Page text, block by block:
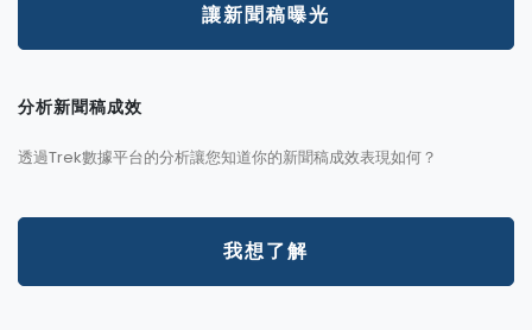
讓新聞稿曝光
分析新聞稿成效
透過Trek數據平台的分析讓您知道你的新聞稿成效表現如何？
我想了解